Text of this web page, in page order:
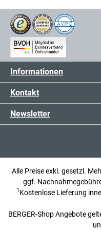
Informationen
Kontakt
Newsletter
Alle Preise exkl. gesetzl.
ggf.
1 Kostenlose Lieferung
BERGER-Shop Angebote